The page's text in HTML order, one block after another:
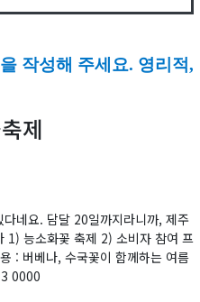
작성해 주세요. 영리적,
제
네요. 담달 20일까지라니까, 제주
1) 능소화꽃 축제 2) 소비자 참여 프
: 버베나, 수국꽃이 함께하는 여름
0000